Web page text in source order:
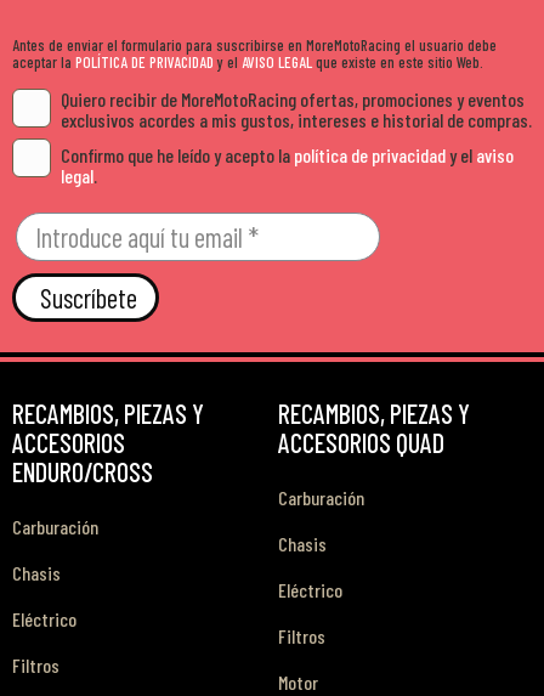
Antes de enviar el formulario para suscribirse en MoreMotoRacing el usuario debe
aceptar la POLÍTICA DE PRIVACIDADy el AVISO LEGALque existe en este sitio Web.
Quiero recibir de MoreMotoRacing ofertas, promociones y eventos
exclusivos acordes a mis gustos, intereses e historial de compras.
Confirmo que he leído y acepto la política de privacidady el aviso
legal.
Suscríbete
RECAMBIOS, PIEZAS Y
ACCESORIOS
ENDURO/CROSS
Carburación
Chasis
Eléctrico
Filtros
RECAMBIOS, PIEZAS Y
ACCESORIOS QUAD
Carburación
Chasis
Eléctrico
Filtros
Motor